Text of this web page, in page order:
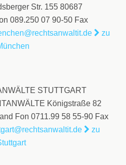
Str. 155 80687
089.250 07 90-50 Fax
zu
STUTTGART
Königstraße 82
Fon 0711.99 58 55-90 Fax
zu